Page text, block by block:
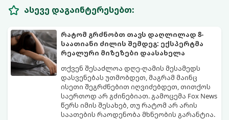
ასევე დაგაინტერესებთ:
რატომ გრძნობთ თავს დაღლილად 8-
საათიანი ძილის შემდეგ: ექსპერტმა
რეალური მიზეზები დაასახელა
თქვენ შესაძლოა დღე-ღამის მესამედს
დასვენებას უთმობდეთ, მაგრამ მაინც
ისეთი შეგრძნებით იღვიძებდეთ, თითქოს
საერთოდ არ გძინებიათ. გამოცემა Fox News
წერს იმის შესახებ, თუ რატომ არ არის
საათების რაოდენობა მხნეობის გარანტია.